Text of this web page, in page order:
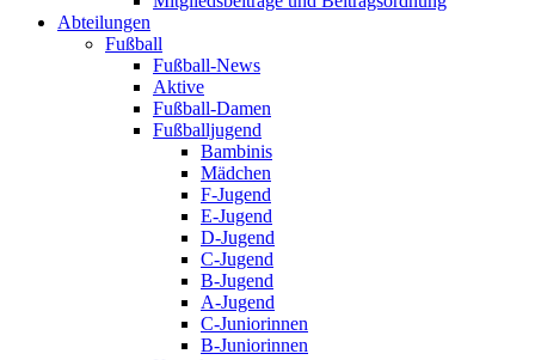
Abteilungen
Fußball
Fußball-News
Aktive
Fußball-Damen
Fußballjugend
Bambinis
Mädchen
F-Jugend
E-Jugend
D-Jugend
C-Jugend
B-Jugend
A-Jugend
C-Juniorinnen
B-Juniorinnen